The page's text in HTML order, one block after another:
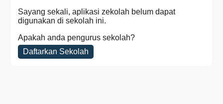
Sayang sekali, aplikasi zekolah belum dapat
digunakan di sekolah ini.
Apakah anda pengurus sekolah?
Daftarkan Sekolah